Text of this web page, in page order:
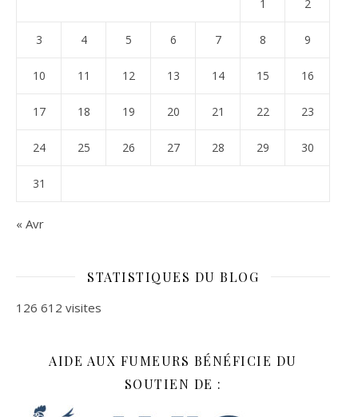
1 2
3 4 5 6 7 8 9
10 11 12 13 14 15 16
17 18 19 20 21 22 23
24 25 26 27 28 29 30
31
« Avr
STATISTIQUES DU BLOG
126 612 visites
AIDE AUX FUMEURS BÉNÉFICIE DU
SOUTIEN DE :